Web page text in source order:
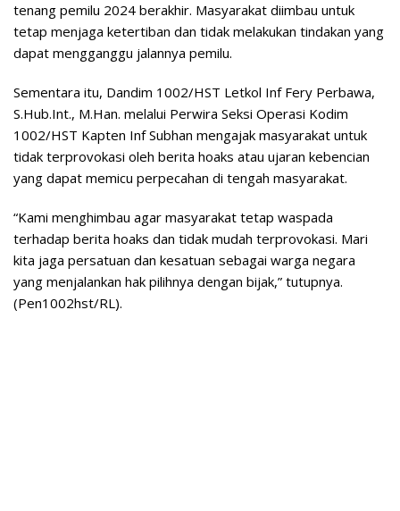
tenang pemilu 2024 berakhir. Masyarakat diimbau untuk
tetap menjaga ketertiban dan tidak melakukan tindakan yang
dapat mengganggu jalannya pemilu.
Sementara itu, Dandim 1002/HST Letkol Inf Fery Perbawa,
S.Hub.Int., M.Han. melalui Perwira Seksi Operasi Kodim
1002/HST Kapten Inf Subhan mengajak masyarakat untuk
tidak terprovokasi oleh berita hoaks atau ujaran kebencian
yang dapat memicu perpecahan di tengah masyarakat.
“Kami menghimbau agar masyarakat tetap waspada
terhadap berita hoaks dan tidak mudah terprovokasi. Mari
kita jaga persatuan dan kesatuan sebagai warga negara
yang menjalankan hak pilihnya dengan bijak,” tutupnya.
(Pen1002hst/RL).